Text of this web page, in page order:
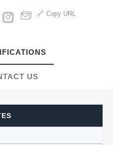
Copy URL
US